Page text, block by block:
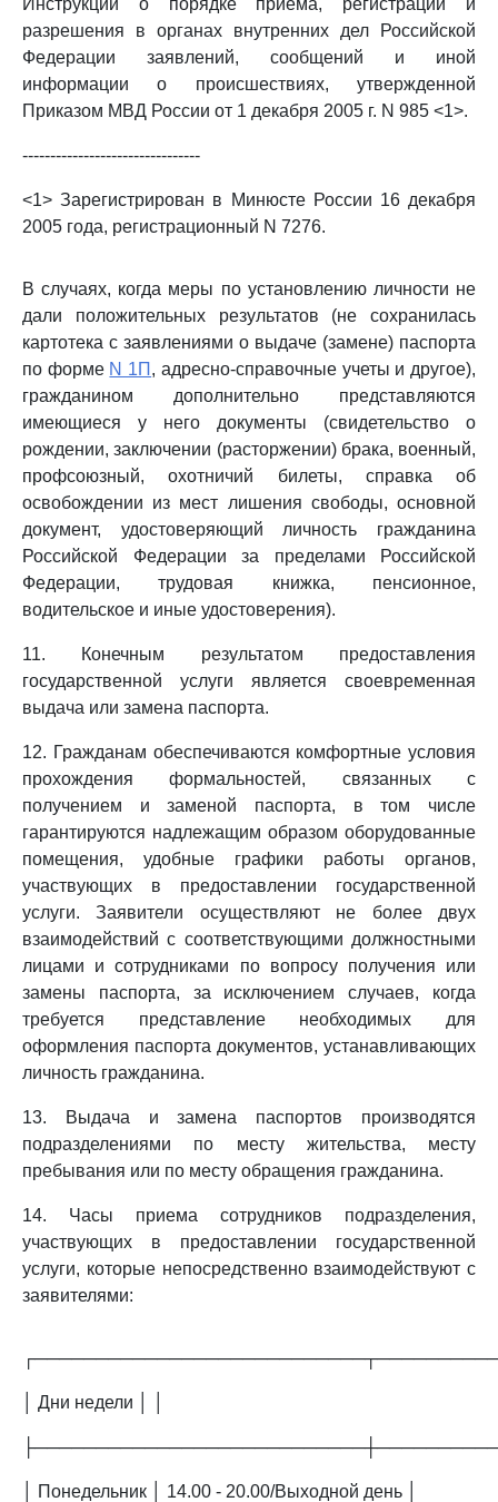
Инструкции о порядке приема, регистрации и
разрешения в органах внутренних дел Российской
Федерации заявлений, сообщений и иной
информации о происшествиях, утвержденной
Приказом МВД России от 1 декабря 2005 г. N 985 <1>.
--------------------------------
<1> Зарегистрирован в Минюсте России 16 декабря
2005 года, регистрационный N 7276.
В случаях, когда меры по установлению личности не
дали положительных результатов (не сохранилась
картотека с заявлениями о выдаче (замене) паспорта
по форме N 1П , адресно-справочные учеты и другое),
гражданином дополнительно представляются
имеющиеся у него документы (свидетельство о
рождении, заключении (расторжении) брака, военный,
профсоюзный, охотничий билеты, справка об
освобождении из мест лишения свободы, основной
документ, удостоверяющий личность гражданина
Российской Федерации за пределами Российской
Федерации, трудовая книжка, пенсионное,
водительское и иные удостоверения).
11. Конечным результатом предоставления
государственной услуги является своевременная
выдача или замена паспорта.
12. Гражданам обеспечиваются комфортные условия
прохождения формальностей, связанных с
получением и заменой паспорта, в том числе
гарантируются надлежащим образом оборудованные
помещения, удобные графики работы органов,
участвующих в предоставлении государственной
услуги. Заявители осуществляют не более двух
взаимодействий с соответствующими должностными
лицами и сотрудниками по вопросу получения или
замены паспорта, за исключением случаев, когда
требуется представление необходимых для
оформления паспорта документов, устанавливающих
личность гражданина.
13. Выдача и замена паспортов производятся
подразделениями по месту жительства, месту
пребывания или по месту обращения гражданина.
14. Часы приема сотрудников подразделения,
участвующих в предоставлении государственной
услуги, которые непосредственно взаимодействуют с
заявителями:
│ Дни недели │ │
│ Понедельник │ 14.00 - 20.00/Выходной день │